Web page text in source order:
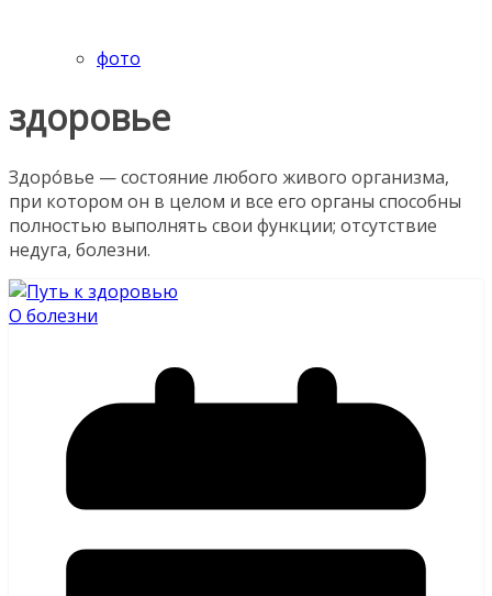
фото
здоровье
Здоро́вье — состояние любого живого организма,
при котором он в целом и все его органы способны
полностью выполнять свои функции; отсутствие
недуга, болезни.
О болезни